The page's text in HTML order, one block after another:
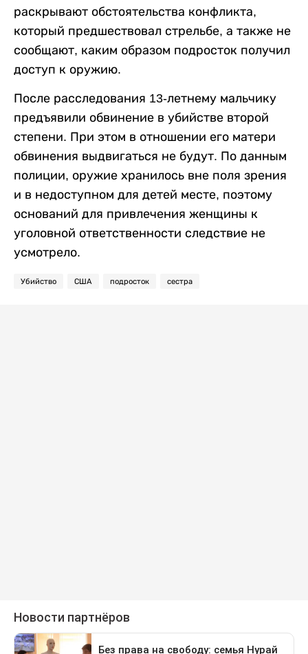
раскрывают обстоятельства конфликта,
который предшествовал стрельбе, а также не
сообщают, каким образом подросток получил
доступ к оружию.
После расследования 13-летнему мальчику
предъявили обвинение в убийстве второй
степени. При этом в отношении его матери
обвинения выдвигаться не будут. По данным
полиции, оружие хранилось вне поля зрения
и в недоступном для детей месте, поэтому
оснований для привлечения женщины к
уголовной ответственности следствие не
усмотрело.
Убийство США подросток сестра